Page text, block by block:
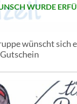
WURDE
wünscht sich